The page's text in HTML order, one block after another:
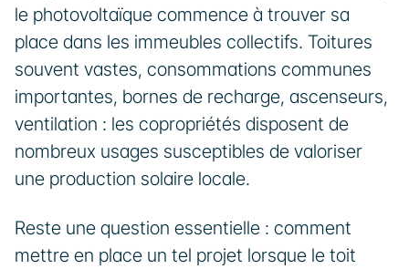
le photovoltaïque commence à trouver sa
place dans les immeubles collectifs. Toitures
souvent vastes, consommations communes
importantes, bornes de recharge, ascenseurs,
ventilation : les copropriétés disposent de
nombreux usages susceptibles de valoriser
une production solaire locale.
Reste une question essentielle : comment
mettre en place un tel projet lorsque le toit